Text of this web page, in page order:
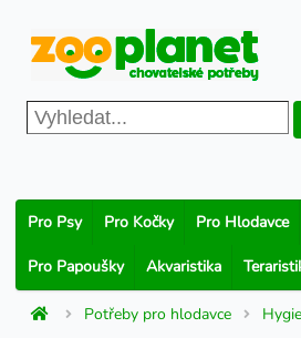
Pro Psy Pro Kočky Pro Hlodavce
Pro Papoušky Akvaristika
Potřeby pro hlodavce